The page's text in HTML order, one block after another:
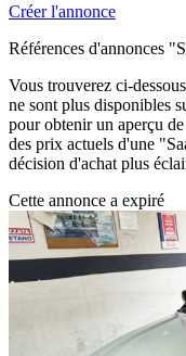
Créer l'annonce
Références d'annonces
Vous trouverez ci-
ne sont plus disponibles
pour obtenir un aperçu
des prix actuels d'une
décision d'achat plus
Cette annonce a expiré